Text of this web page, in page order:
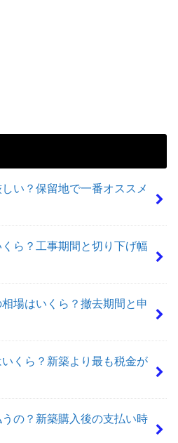
い？保留地で一番オススメ
ら？工事期間と切り下げ幅
場はいくら？撤去期間と申
くら？新築より最も税金が
の？新築購入後の支払い時